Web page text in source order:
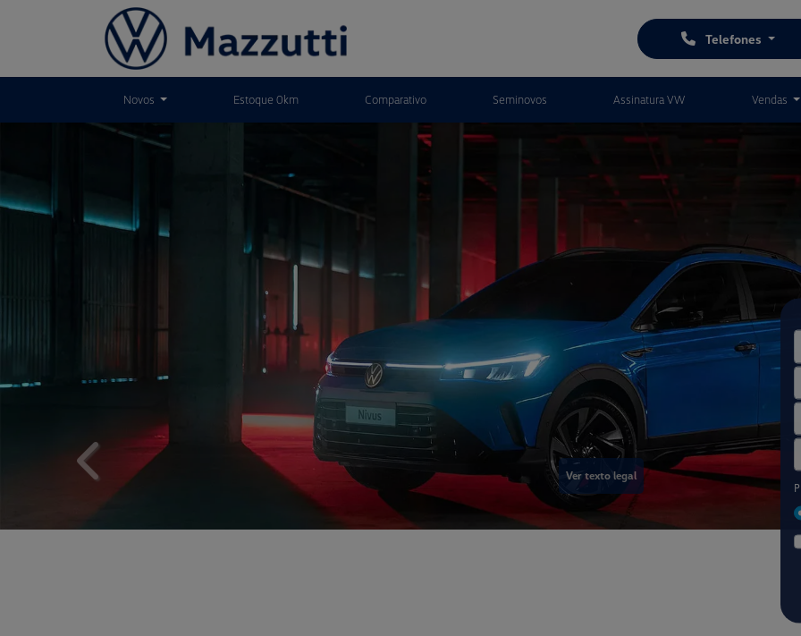
Telefones
Novos Estoque 0km Comparativo Seminovos Assinatura VW Vendas
templates.template-01.components.carousel.texts.control_prev